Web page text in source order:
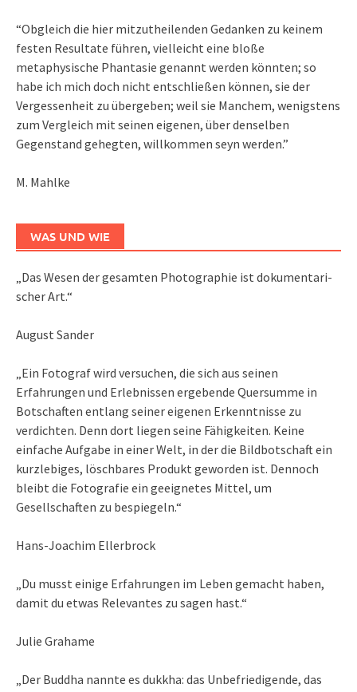
“Obgleich die hier mitzutheilenden Gedanken zu keinem
festen Resultate führen, vielleicht eine bloße
metaphysische Phantasie genannt werden könnten; so
habe ich mich doch nicht entschließen können, sie der
Vergessenheit zu übergeben; weil sie Manchem, wenigstens
zum Vergleich mit seinen eigenen, über denselben
Gegenstand gehegten, willkommen seyn werden.”
M. Mahlke
WAS UND WIE
„Das We­sen der ge­sam­ten Pho­to­gra­phie ist do­ku­men­ta­ri­
scher Art.“
August Sander
„Ein Fotograf wird versuchen, die sich aus seinen
Erfahrungen und Erlebnissen ergebende Quersumme in
Botschaften entlang seiner eigenen Erkenntnisse zu
verdichten. Denn dort liegen seine Fähigkeiten. Keine
einfache Aufgabe in einer Welt, in der die Bildbotschaft ein
kurzlebiges, löschbares Produkt geworden ist. Dennoch
bleibt die Fotografie ein geeignetes Mittel, um
Gesellschaften zu bespiegeln.“
Hans-Joachim Ellerbrock
„Du musst einige Erfahrungen im Leben gemacht haben,
damit du etwas Relevantes zu sagen hast.“
Julie Grahame
„Der Buddha nannte es dukkha: das Unbefriedigende, das